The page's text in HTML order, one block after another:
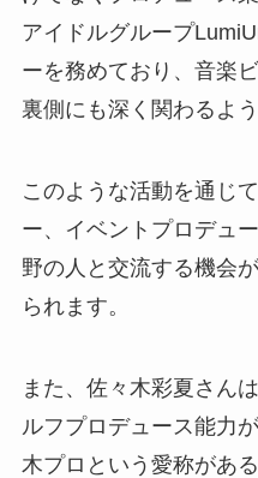
アイドルグループ
ーを務めており、音楽
裏側にも深く関わるよ
このような活動を通じ
ー、イベントプロデュ
野の人と交流する機会
られます。
また、佐々木彩夏さん
ルフプロデュース能力
木プロという愛称があ